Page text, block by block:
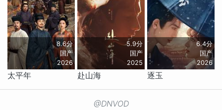
8.6分
国产
2026
太平年
5.9分
国产
2025
赴山海
6.4分
国产
2026
逐玉
@DNVOD